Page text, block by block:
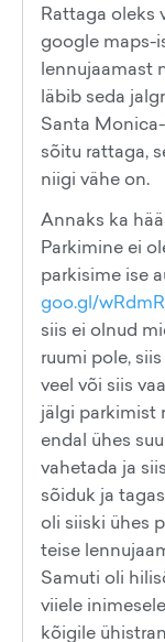
Rattaga oleks
google maps-
lennujaamast
läbib seda
Santa
sõitu rattaga,
niigi vähe on.
Annaks ka
Parkimine ei
parkisime ise
goo.gl/
siis ei olnud
ruumi pole,
veel või siis
jälgi parkimist
endal ühes
vahetada ja
sõiduk ja
oli siiski ühes
teise
Samuti oli
viiele
kõigile